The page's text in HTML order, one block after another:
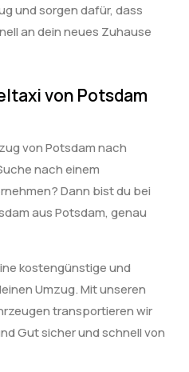
und sorgen dafür, dass
an dein neues Zuhause
von Potsdam
von Potsdam nach
nach einem
Dann bist du bei
aus Potsdam, genau
kostengünstige und
Umzug. Mit unseren
transportieren wir
Gut sicher und schnell von